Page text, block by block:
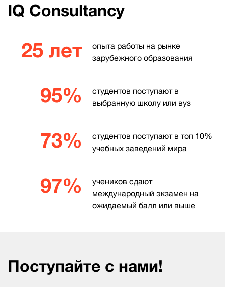
IQ Consultancy
25 лет
опыта работы на рынке
зарубежного образования
95%
студентов поступают в
выбранную школу или вуз
73%
студентов поступают в топ 10%
учебных заведений мира
97%
учеников сдают
международный экзамен на
ожидаемый балл или выше
Поступайте с нами!